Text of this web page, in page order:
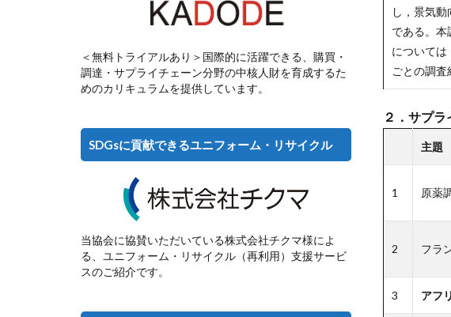
し，景気
である。
について
ごとの調査
２．サプ
主題
1 原薬
2 フラ
3 アフ
＜無料トライアルあり＞国際的に活躍できる、購買・
調達・サプライチェーン分野の中核人財を育成するた
めのカリキュラムを提供しています。
SDGsに貢献できるユニフォーム・リサイクル
当協会に協賛いただいている株式会社チクマ様によ
る、ユニフォーム・リサイクル（再利用）支援サービ
スのご紹介です。